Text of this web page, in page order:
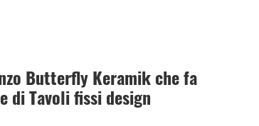
Butterfly Keramik che fa
di Tavoli fissi design